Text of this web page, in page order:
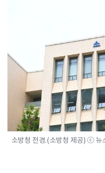
소방청 전경.(소방청 제공) ⓒ 뉴